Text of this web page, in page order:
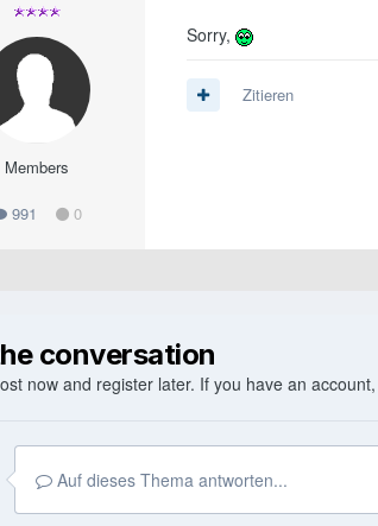
Members
991 0
Sorry,
Zitieren
conversation
now and register later. If you have an account,
Auf dieses Thema antworten...